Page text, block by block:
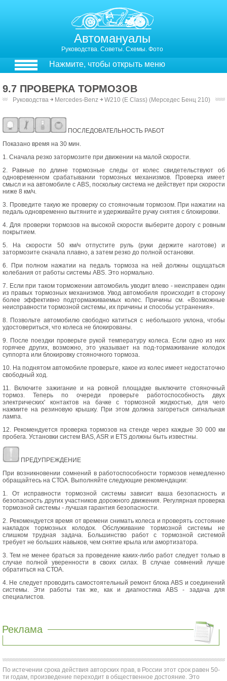
Автомануалы
Руководства. Советы. Схемы. Фото
Нажмите, чтобы открыть меню
9.7 ПРОВЕРКА ТОРМОЗОВ
Руководства ￫ Mercedes-Benz ￫ W210 (E Class) (Мерседес Бенц 210)
ПОСЛЕДОВАТЕЛЬНОСТЬ РАБОТ
Показано время на 30 мин.
1. Сначала резко затормозите при движении на малой скорости.
2. Равные по длине тормозные следы от колес свидетельствуют об
одновременном срабатывании тормозных механизмов. Проверка имеет
смысл и на автомобиле с ABS, поскольку система не действует при скорости
ниже 8 км/ч.
3. Проведите такую же проверку со стояночным тормозом. При нажатии на
педаль одновременно вытяните и удерживайте ручку снятия с блокировки.
4. Для проверки тормозов на высокой скорости выберите дорогу с ровным
покрытием.
5. На скорости 50 км/ч отпустите руль (руки держите наготове) и
затормозите сначала плавно, а затем резко до полной остановки.
6. При полном нажатии на педаль тормоза на ней должны ощущаться
колебания от работы системы ABS. Это нормально.
7. Если при таком торможении автомобиль уводит влево - неисправен один
из правых тормозных механизмов. Увод автомобиля происходит в сторону
более эффективно подтормаживаемых колес. Причины см. «Возможные
неисправности тормозной системы, их причины и способы устранения».
8. Позвольте автомобилю свободно катиться с небольшого уклона, чтобы
удостовериться, что колеса не блокированы.
9. После поездки проверьте рукой температуру колеса. Если одно из них
горячее других, возможно, это указывает на под-тормаживание колодок
суппорта или блокировку стояночного тормоза.
10. На поднятом автомобиле проверьте, какое из колес имеет недостаточно
свободный ход.
11. Включите зажигание и на ровной площадке выключите стояночный
тормоз. Теперь по очереди проверьте работоспособность двух
электрических' контактов на бачке с тормозной жидкостью, для чего
нажмите на резиновую крышку. При этом должна загореться сигнальная
лампа.
12. Рекомендуется проверка тормозов на стенде через каждые 30 000 км
пробега. Установки систем BAS, ASR и ETS должны быть известны.
ПРЕДУПРЕЖДЕНИЕ
При возникновении сомнений в работоспособности тормозов немедленно
обращайтесь на СТОА. Выполняйте следующие рекомендации:
1. От исправности тормозной системы зависит ваша безопасность и
безопасность других участников дорожного движения. Регулярная проверка
тормозной системы - лучшая гарантия безопасности.
2. Рекомендуется время от времени снимать колеса и проверять состояние
накладок тормозных колодок. Обслуживание тормозной системы не
слишком трудная задача. Большинство работ с тормозной системой
требует не больших навыков, чем снятие крыла или амортизатора.
3. Тем не менее браться за проведение каких-либо работ следует только в
случае полной уверенности в своих силах. В случае сомнений лучше
обратиться на СТОА.
4. Не следует проводить самостоятельный ремонт блока ABS и соединений
системы. Эти работы так же, как и диагностика ABS - задача для
специалистов.
Реклама
По истечении срока действия авторских прав, в России этот срок равен 50-
ти годам, произведение переходит в общественное достояние. Это